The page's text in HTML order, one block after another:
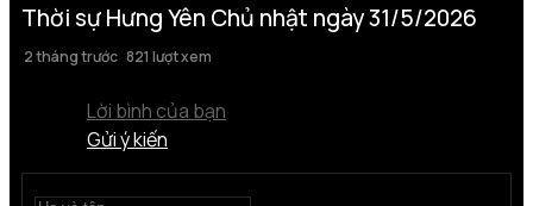
Thời sự Hưng Yên Chủ nhật ngày 31/5/2026
2 tháng trước 821 lượt xem
Lời bình của bạn
Gửi ý kiến